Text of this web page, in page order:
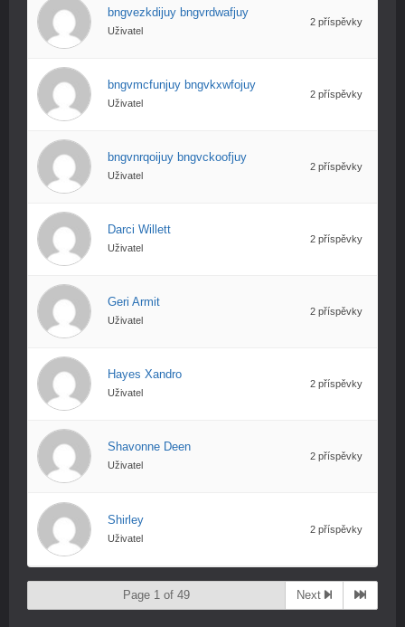
bngvezkdijuy bngvrdwafjuy
Uživatel
2 příspěvky
bngvmcfunjuy bngvkxwfojuy
Uživatel
2 příspěvky
bngvnrqoijuy bngvckoofjuy
Uživatel
2 příspěvky
Darci Willett
Uživatel
2 příspěvky
Geri Armit
Uživatel
2 příspěvky
Hayes Xandro
Uživatel
2 příspěvky
Shavonne Deen
Uživatel
2 příspěvky
Shirley
Uživatel
2 příspěvky
Page 1 of 49 Next